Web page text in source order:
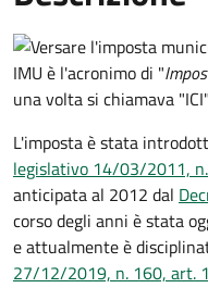
IMU è l'acronimo di "
una volta si chiamava
L'imposta è stata
legislativo 14/03/2011,
anticipata al 2012 dal
corso degli anni è stata
e attualmente è
27/12/2019, n. 160, art.